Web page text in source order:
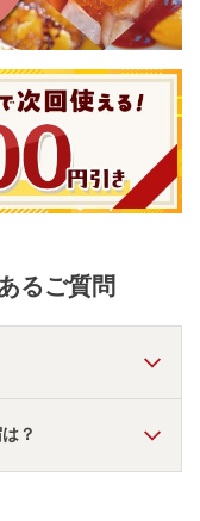
るご質問
宿 あおきや
旅館・ホテルがおす
？